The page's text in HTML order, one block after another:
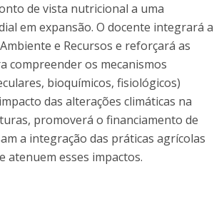
de vista nutricional a uma
em expansão. O docente integrará a
e Recursos e reforçará as
compreender os mecanismos
bioquímicos, fisiológicos)
das alterações climáticas na
promoverá o financiamento de
a integração das práticas agrícolas
atenuem esses impactos.